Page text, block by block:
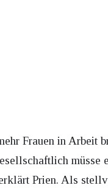
Frauen in Arbeit
Prien. Als